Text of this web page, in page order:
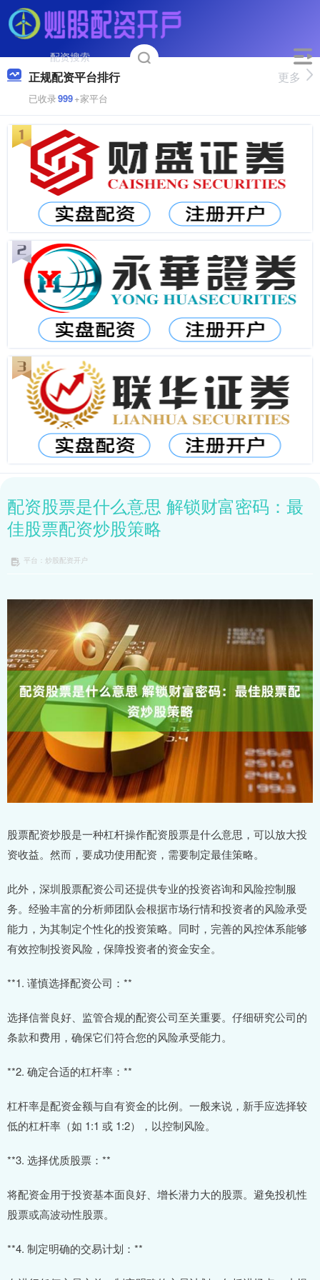
正规配资平台排行
已收录999+家平台
更多
配资股票是什么意思 解锁财富密码：最
佳股票配资炒股策略
平台：炒股配资开户
股票配资炒股是一种杠杆操作配资股票是什么意思，可以放大投
资收益。然而，要成功使用配资，需要制定最佳策略。
此外，深圳股票配资公司还提供专业的投资咨询和风险控制服
务。经验丰富的分析师团队会根据市场行情和投资者的风险承受
能力，为其制定个性化的投资策略。同时，完善的风控体系能够
有效控制投资风险，保障投资者的资金安全。
**1. 谨慎选择配资公司：**
选择信誉良好、监管合规的配资公司至关重要。仔细研究公司的
条款和费用，确保它们符合您的风险承受能力。
**2. 确定合适的杠杆率：**
杠杆率是配资金额与自有资金的比例。一般来说，新手应选择较
低的杠杆率（如 1:1 或 1:2），以控制风险。
**3. 选择优质股票：**
将配资金用于投资基本面良好、增长潜力大的股票。避免投机性
股票或高波动性股票。
**4. 制定明确的交易计划：**